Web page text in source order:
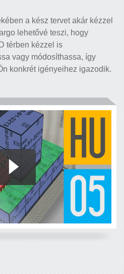
a kész tervet akár kézzel
lehetővé teszi, hogy
térben kézzel is
vagy módosíthassa, így
konkrét igényeihez igazodik.